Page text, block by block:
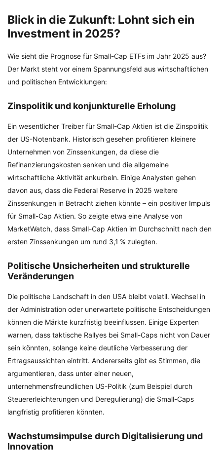
Blick in die Zukunft: Lohnt sich ein
Investment in 2025?
Wie sieht die Prognose für Small-Cap ETFs im Jahr 2025 aus?
Der Markt steht vor einem Spannungsfeld aus wirtschaftlichen
und politischen Entwicklungen:
Zinspolitik und konjunkturelle Erholung
Ein wesentlicher Treiber für Small-Cap Aktien ist die Zinspolitik
der US-Notenbank. Historisch gesehen profitieren kleinere
Unternehmen von Zinssenkungen, da diese die
Refinanzierungskosten senken und die allgemeine
wirtschaftliche Aktivität ankurbeln. Einige Analysten gehen
davon aus, dass die Federal Reserve in 2025 weitere
Zinssenkungen in Betracht ziehen könnte – ein positiver Impuls
für Small-Cap Aktien. So zeigte etwa eine Analyse von
MarketWatch, dass Small-Cap Aktien im Durchschnitt nach den
ersten Zinssenkungen um rund 3,1 % zulegten.
Politische Unsicherheiten und strukturelle
Veränderungen
Die politische Landschaft in den USA bleibt volatil. Wechsel in
der Administration oder unerwartete politische Entscheidungen
können die Märkte kurzfristig beeinflussen. Einige Experten
warnen, dass taktische Rallyes bei Small-Caps nicht von Dauer
sein könnten, solange keine deutliche Verbesserung der
Ertragsaussichten eintritt. Andererseits gibt es Stimmen, die
argumentieren, dass unter einer neuen,
unternehmensfreundlichen US-Politik (zum Beispiel durch
Steuererleichterungen und Deregulierung) die Small-Caps
langfristig profitieren könnten.
Wachstumsimpulse durch Digitalisierung und
Innovation